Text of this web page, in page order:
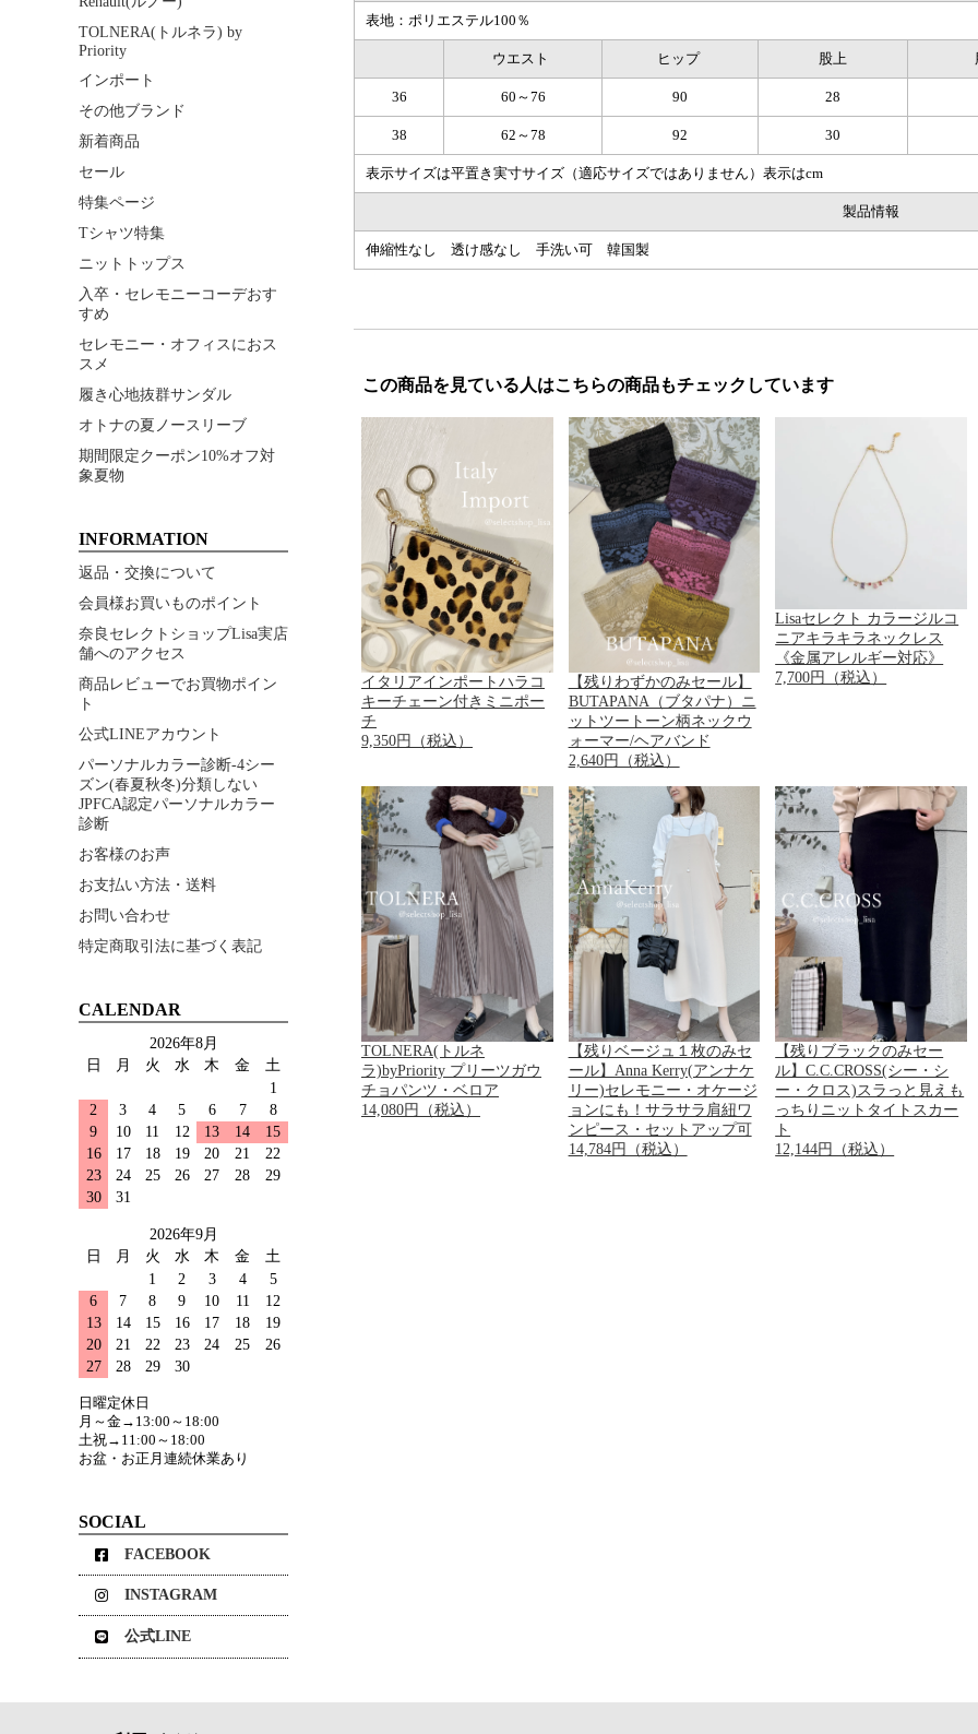
表地：ポリエステル100％
ウエスト ヒップ 股上
36 60～76 90 28
38 62～78 92 30
表示サイズは平置き実寸サイズ（適応サイズではありません）表示はcm
製品情報
伸縮性なし 透け感なし 手洗い可 韓国製
この商品を見ている人はこちらの商品もチェックしています
イタリアインポートハラコ
キーチェーン付きミニポー
チ
9,350円（税込）
【残りわずかのみセール】
BUTAPANA（ブタパナ）ニ
ットツートーン柄ネックウ
ォーマー/ヘアバンド
2,640円（税込）
Lisaセレクト カラージルコ
ニアキラキラネックレス
《金属アレルギー対応》
7,700円（税込）
TOLNERA(トルネ
ラ)byPriority プリーツガウ
チョパンツ・ベロア
14,080円（税込）
【残りベージュ１枚のみセ
ール】Anna Kerry(アンナケ
リー)セレモニー・オケージ
ョンにも！サラサラ肩紐ワ
ンピース・セットアップ可
14,784円（税込）
【残りブラックのみセー
ル】C.C.CROSS(シー・シ
ー・クロス)スラっと見えも
っちりニットタイトスカー
ト
12,144円（税込）
TOLNERA(トルネラ) by
Priority
インポート
その他ブランド
新着商品
セール
特集ページ
Tシャツ特集
ニットトップス
入卒・セレモニーコーデおす
すめ
セレモニー・オフィスにおス
スメ
履き心地抜群サンダル
オトナの夏ノースリーブ
期間限定クーポン10%オフ対
象夏物
INFORMATION
返品・交換について
会員様お買いものポイント
奈良セレクトショップLisa実店
舗へのアクセス
商品レビューでお買物ポイン
ト
公式LINEアカウント
パーソナルカラー診断-4シー
ズン(春夏秋冬)分類しない
JPFCA認定パーソナルカラー
診断
お客様のお声
お支払い方法・送料
お問い合わせ
特定商取引法に基づく表記
CALENDAR
2026年8月
日
月 火 水 木 金
土
1
2
3 4 5 6 7
8
9
10 11 12 13 14
15
16
17 18 19 20 21
22
23
24 25 26 27 28
29
30
31
2026年9月
日
月 火 水 木 金
土
1
2 3 4
5
6
7 8 9 10 11
12
13
14 15 16 17 18
19
20
21 22 23 24 25
26
27
28 29 30
日曜定休日
月～金→13:00～18:00
土祝→11:00～18:00
お盆・お正月連続休業あり
SOCIAL
FACEBOOK
INSTAGRAM
公式LINE